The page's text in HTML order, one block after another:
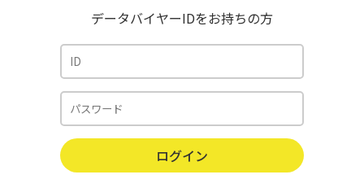
データバイヤーIDをお持ちの方